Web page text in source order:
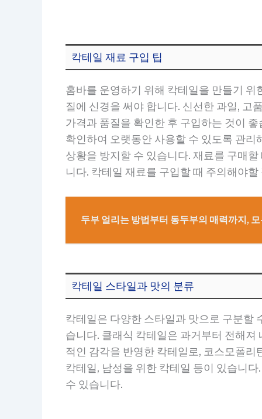
칵테일 재료 구입 팁
홈바를 운영하기 위해 칵테일을 만들기
질에 신경을 써야 합니다. 신선한 과일, 고
가격과 품질을 확인한 후 구입하는 것이
확인하여 오랫동안 사용할 수 있도록 관
상황을 방지할 수 있습니다. 재료를 구매
니다. 칵테일 재료를 구입할 때 주의해야
두부 얼리는 방법부터 동두부의 매력까지,
칵테일 스타일과 맛의 분류
칵테일은 다양한 스타일과 맛으로 구분할
습니다. 클래식 칵테일은 과거부터 전해
적인 감각을 반영한 칵테일로, 코스모폴
칵테일, 남성을 위한 칵테일 등이 있습니
수 있습니다.